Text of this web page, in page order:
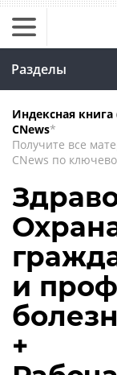
Разделы
Индексная книга
CNews*
Получите все
CNews по
и
+